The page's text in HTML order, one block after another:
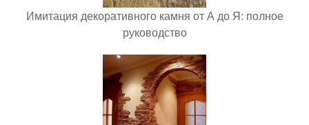
Имитация декоративного камня от А до Я: полное
руководство